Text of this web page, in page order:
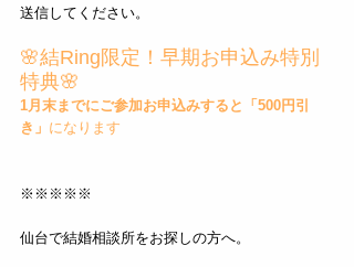
送信してください。
🌸結Ring限定！早期お申込み特別
特典🌸
1月末までにご参加お申込みすると「500円引
き」 になります
※※※※※
仙台で結婚相談所をお探しの方へ。